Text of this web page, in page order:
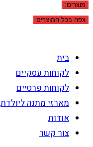
מוצרים:
צפה בכל המוצרים
בית
לקוחות עסקיים
לקוחות פרטיים
מארזי מתנה ליולדת
אודות
צור קשר